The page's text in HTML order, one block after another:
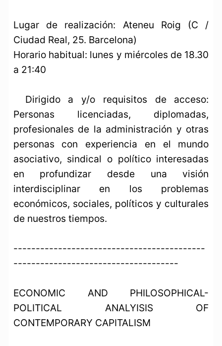
Lugar de realización: Ateneu Roig (C /
Ciudad Real, 25. Barcelona)
Horario habitual: lunes y miércoles de 18.30
a 21:40
Dirigido a y/o requisitos de acceso:
Personas licenciadas, diplomadas,
profesionales de la administración y otras
personas con experiencia en el mundo
asociativo, sindical o político interesadas
en profundizar desde una visión
interdisciplinar en los problemas
económicos, sociales, políticos y culturales
de nuestros tiempos.
-------------------------------------------
-------------------------------------
ECONOMIC AND PHILOSOPHICAL-
POLITICAL ANALYISIS OF
CONTEMPORARY CAPITALISM